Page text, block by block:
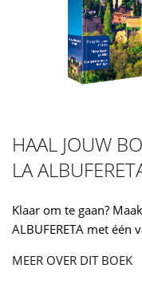
HAAL JOUW
LA
Klaar om te gaan?
ALBUFERETA met
MEER OVER DIT BOEK